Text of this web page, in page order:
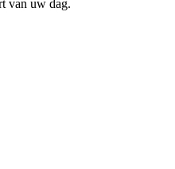
van uw dag.